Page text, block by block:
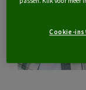
Cookie-